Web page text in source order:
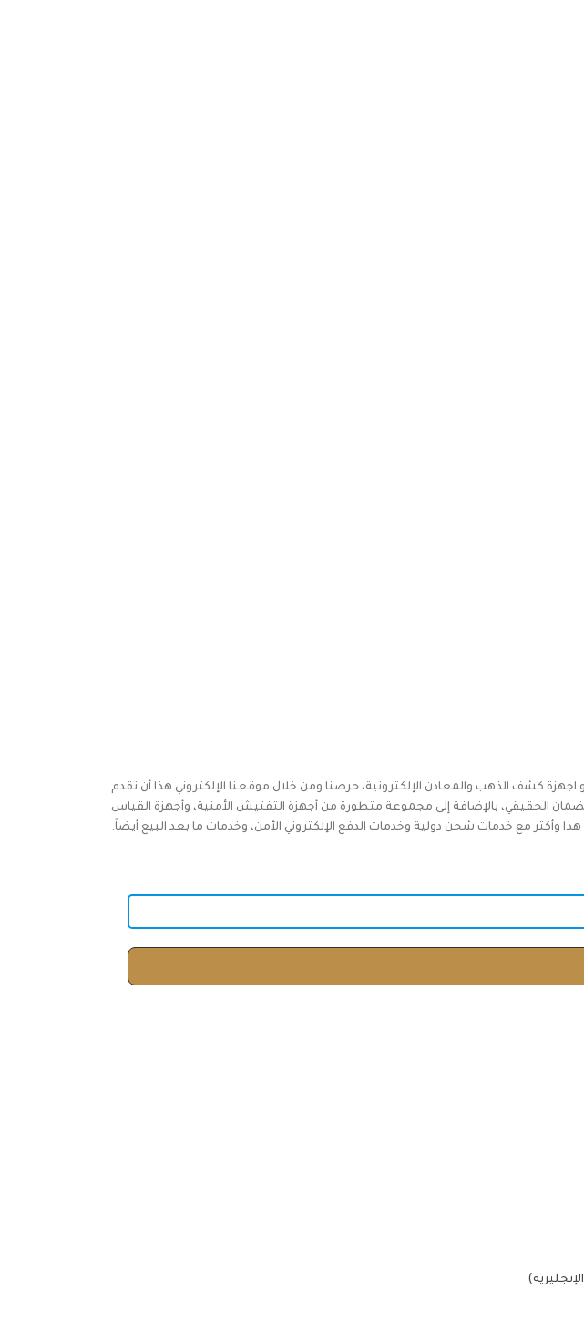
اجهزة كشف الذهب والمعادن الإلكترونية، حرصنا ومن خلال موقعنا الإلكتروني هذا أن نقدم
الحقيقي، بالإضافة إلى مجموعة متطورة من أجهزة التفتيش الأمنية، وأجهزة القياس
وأكثر مع خدمات شحن دولية وخدمات الدفع الإلكتروني الأمن، وخدمات ما بعد البيع أيضاً.
الإنجليزية)